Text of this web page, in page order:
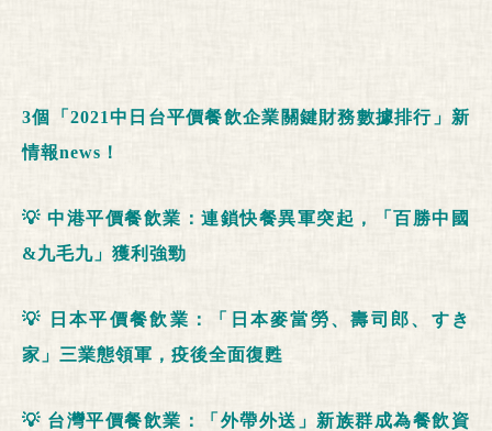
3個「 2021中日台平價餐飲企業關鍵財務數據排行」新
情報news ！
💡中港平價餐飲業：連鎖快餐異軍突起，「百勝中國
&九毛九」獲利強勁
💡 日本平價餐飲業：「日本麥當勞、壽司郎、 すき
家」三業態領軍，疫後全面復甦
💡 台灣平價餐飲業：「外帶外送」新族群成為餐飲資